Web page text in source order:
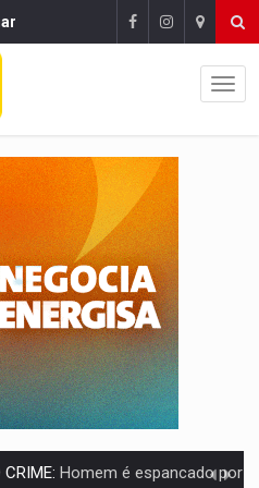
é registrada no shopping após colombiana furtar